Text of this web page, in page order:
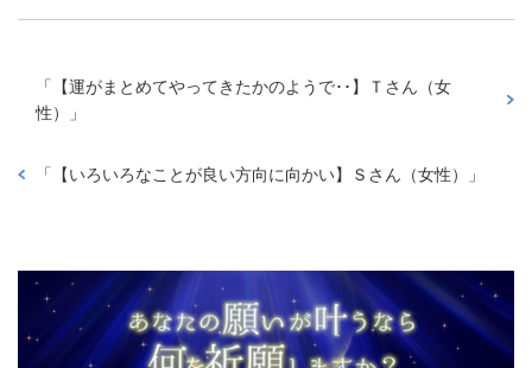
「
【運がまとめてやってきたかのようで･･】Ｔさん（女
性）
」
「 【いろいろなことが良い方向に向かい】Ｓさん（女性） 」